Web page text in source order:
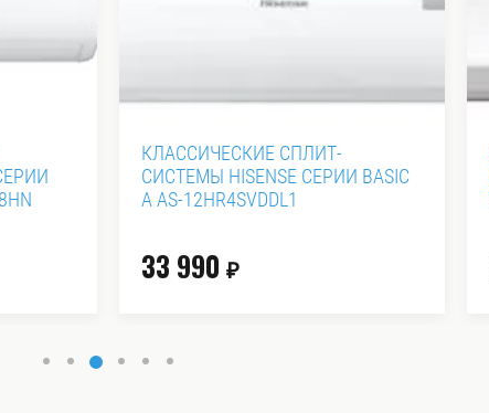
КЛАССИЧЕСКИЕ СПЛИТ-
СИСТЕМЫ HISENSE СЕРИИ BASIC
A AS-12HR4SVDDL1
33 990 ₽